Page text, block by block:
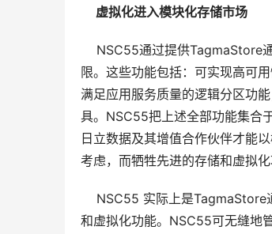
虚拟化进入模块化存储市场
NSC55通过提供TagmaStore
限。这些功能包括：可实现高可
满足应用服务质量的逻辑分区功
具。NSC55把上述全部功能集合
日立数据及其增值合作伙伴才能
考虑，而牺牲先进的存储和虚拟化
NSC55 实际上是TagmaStore
和虚拟化功能。NSC55可无缝地